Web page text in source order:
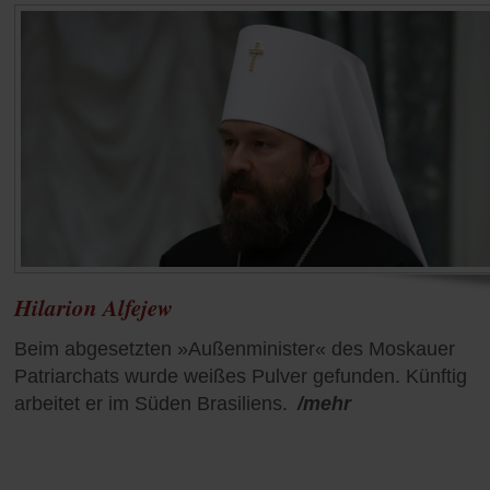
Hilarion Alfejew
Beim abgesetzten »Außenminister« des Moskauer
Patriarchats wurde weißes Pulver gefunden. Künftig
arbeitet er im Süden Brasiliens. /mehr